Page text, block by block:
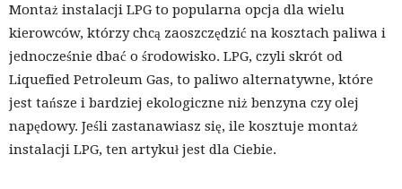
Montaż instalacji LPG to popularna opcja dla wielu
kierowców, którzy chcą zaoszczędzić na kosztach paliwa i
jednocześnie dbać o środowisko. LPG, czyli skrót od
Liquefied Petroleum Gas, to paliwo alternatywne, które
jest tańsze i bardziej ekologiczne niż benzyna czy olej
napędowy. Jeśli zastanawiasz się, ile kosztuje montaż
instalacji LPG, ten artykuł jest dla Ciebie.